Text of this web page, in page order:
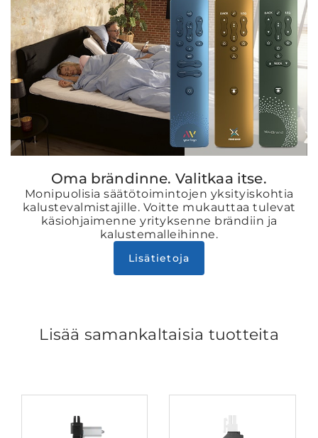
Oma brändinne. Valitkaa itse.
Monipuolisia säätötoimintojen yksityiskohtia
kalustevalmistajille. Voitte mukauttaa tulevat
käsiohjaimenne yrityksenne brändiin ja
kalustemalleihinne.
Lisätietoja
Lisää samankaltaisia tuotteita